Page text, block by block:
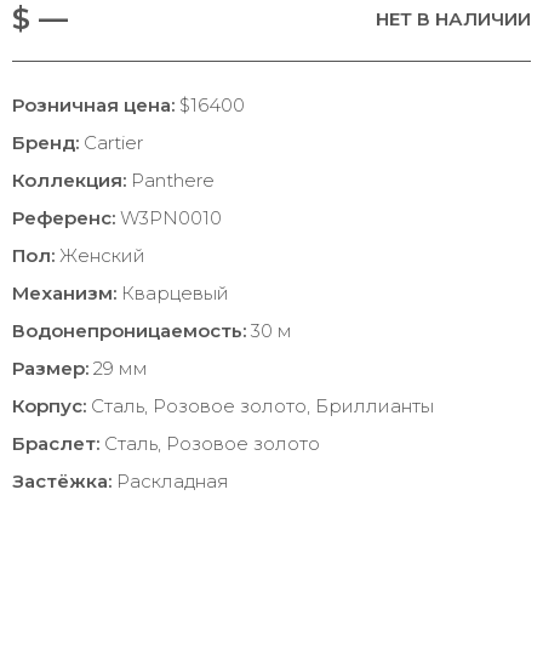
$ — НЕТ В НАЛИЧИИ
Розничная цена: $16400
Бренд: Cartier
Коллекция: Panthere
Референс: W3PN0010
Пол: Женский
Механизм: Кварцевый
Водонепроницаемость: 30 м
Размер: 29 мм
Корпус: Сталь, Розовое золото, Бриллианты
Браслет: Сталь, Розовое золото
Застёжка: Раскладная